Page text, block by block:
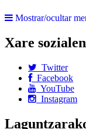
Mostrar/ocultar
Xare
Twitter
Facebook
YouTube
Instagram